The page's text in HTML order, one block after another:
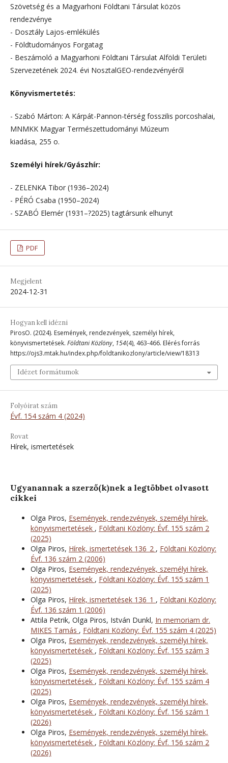
Szövetség és a Magyarhoni Földtani Társulat közös
rendezvénye
- Dosztály Lajos-emlékülés
- Földtudományos Forgatag
- Beszámoló a Magyarhoni Földtani Társulat Alföldi Területi
Szervezetének 2024. évi NosztalGEO-rendezvényéről
Könyvismertetés:
- Szabó Márton: A Kárpát-Pannon-térség fosszilis porcoshalai,
MNMKK Magyar Természettudományi Múzeum
kiadása, 255 o.
Személyi hírek/Gyászhír:
- ZELENKA Tibor (1936–2024)
- PÉRÓ Csaba (1950–2024)
- SZABÓ Elemér (1931–?2025) tagtársunk elhunyt
PDF
Megjelent
2024-12-31
Hogyan kell idézni
PirosO. (2024). Események, rendezvények, személyi hírek,
könyvismertetések. Földtani Közlöny, 154(4), 463-466. Elérés forrás
https://ojs3.mtak.hu/index.php/foldtanikozlony/article/view/18313
Idézet formátumok
Folyóirat szám
Évf. 154 szám 4 (2024)
Rovat
Hírek, ismertetések
Ugyanannak a szerző(k)nek a legtöbbet olvasott
cikkei
Olga Piros, Események, rendezvények, személyi hírek,
könyvismertetések , Földtani Közlöny: Évf. 155 szám 2
(2025)
Olga Piros, Hírek, ismertetések 136_2 , Földtani Közlöny:
Évf. 136 szám 2 (2006)
Olga Piros, Események, rendezvények, személyi hírek,
könyvismertetések , Földtani Közlöny: Évf. 155 szám 1
(2025)
Olga Piros, Hírek, ismertetések 136_1 , Földtani Közlöny:
Évf. 136 szám 1 (2006)
Attila Petrik, Olga Piros, István Dunkl, In memoriam dr.
MIKES Tamás , Földtani Közlöny: Évf. 155 szám 4 (2025)
Olga Piros, Események, rendezvények, személyi hírek,
könyvismertetések , Földtani Közlöny: Évf. 155 szám 3
(2025)
Olga Piros, Események, rendezvények, személyi hírek,
könyvismertetések , Földtani Közlöny: Évf. 155 szám 4
(2025)
Olga Piros, Események, rendezvények, személyi hírek,
könyvismertetések , Földtani Közlöny: Évf. 156 szám 1
(2026)
Olga Piros, Események, rendezvények, személyi hírek,
könyvismertetések , Földtani Közlöny: Évf. 156 szám 2
(2026)